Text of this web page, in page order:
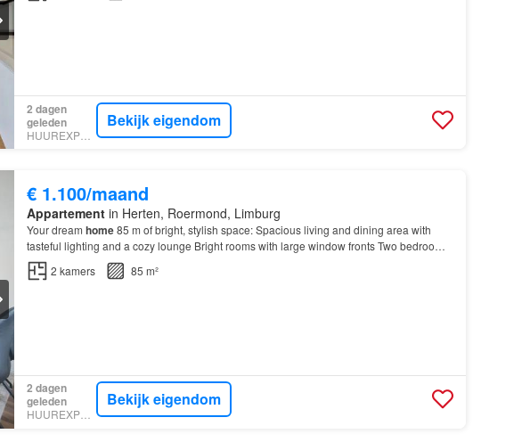
2 dagen
geleden
HUUREXPERT
Bekijk eigendom
€ 1.100/maand
Appartementin Herten, Roermond, Limburg
Your dream home85 m of bright, stylish space: Spacious living and dining area with
tasteful lighting and a cozy lounge Bright rooms with large window fronts Two bedrooms
(or one bedroom plus a flexible
2 kamers 85 m²
2 dagen
geleden
HUUREXPERT
Bekijk eigendom